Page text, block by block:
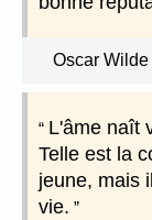
Oscar Wilde
L'âme naît
Telle est la
jeune, mais
vie.